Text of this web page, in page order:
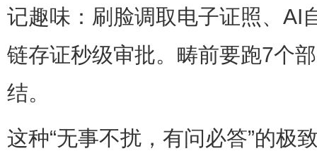
记趣味：刷脸调取电子证照、AI
链存证秒级审批。畴前要跑7个
结。
这种“无事不扰，有问必答”的极